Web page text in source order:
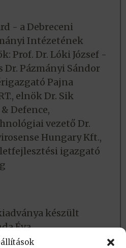
- a Debreceni
Intézetének
Prof. Dr. Lóki József -
Pázmányi Sándor
Pajna
elnök Dr. Sik
Defence,
vezető Dr.
Hungary Kft.,
igazgató
készült
Éva